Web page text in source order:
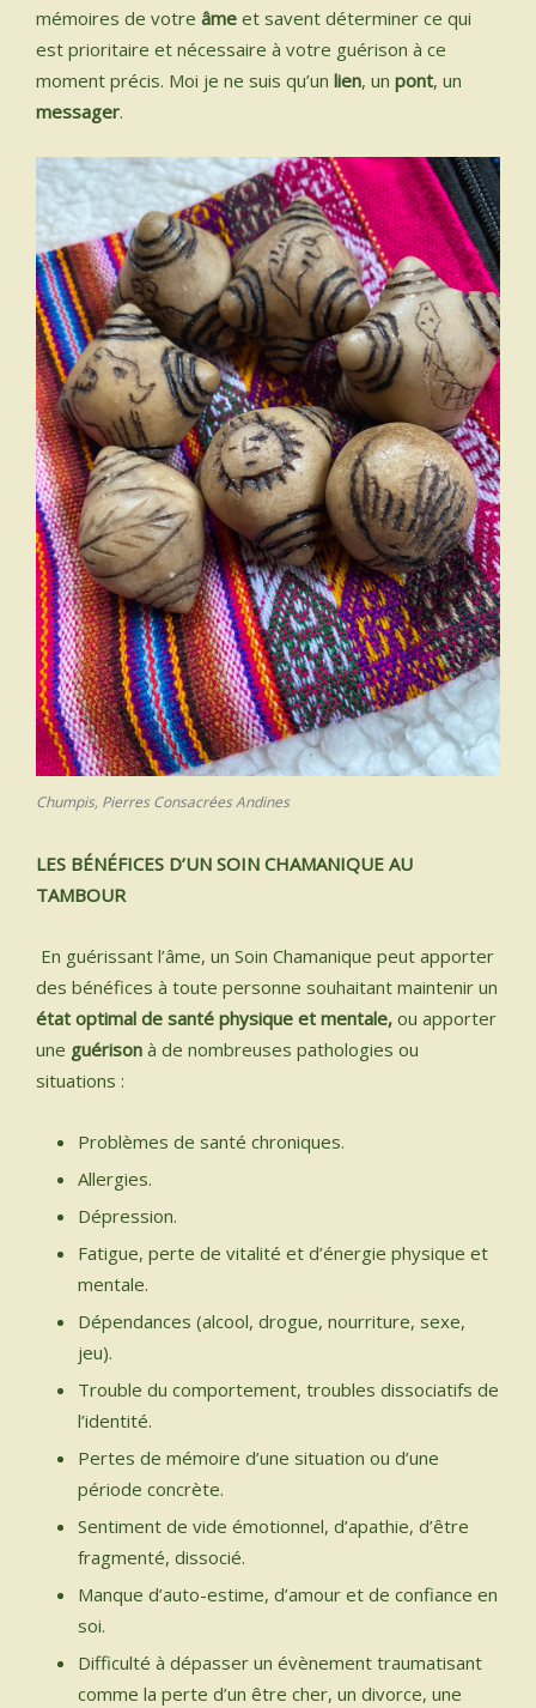
mémoires de votre âme et savent déterminer ce qui
est prioritaire et nécessaire à votre guérison à ce
moment précis. Moi je ne suis qu’un lien, un pont, un
messager.
Chumpis, Pierres Consacrées Andines
LES BÉNÉFICES D’UN SOIN CHAMANIQUE AU
TAMBOUR
En guérissant l’âme, un Soin Chamanique peut apporter
des bénéfices à toute personne souhaitant maintenir un
état optimal de santé physique et mentale, ou apporter
une guérison à de nombreuses pathologies ou
situations :​
Problèmes de santé chroniques.
Allergies.
Dépression.
Fatigue, perte de vitalité et d’énergie physique et
mentale.
Dépendances (alcool, drogue, nourriture, sexe,
jeu).
Trouble du comportement, troubles dissociatifs de
l’identité.
Pertes de mémoire d’une situation ou d’une
période concrète.
Sentiment de vide émotionnel, d’apathie, d’être
fragmenté, dissocié.
Manque d’auto-estime, d’amour et de confiance en
soi.
Difficulté à dépasser un évènement traumatisant
comme la perte d’un être cher, un divorce, une